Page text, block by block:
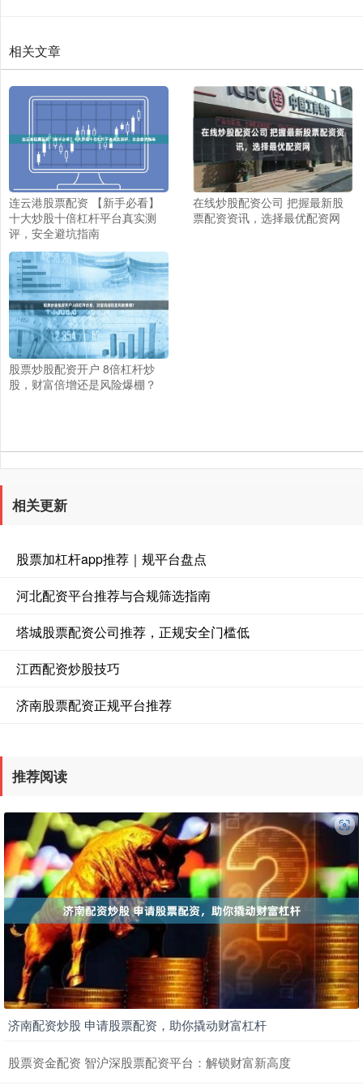
相关文章
连云港股票配资 【新手必看】
十大炒股十倍杠杆平台真实测
评，安全避坑指南
在线炒股配资公司 把握最新股
票配资资讯，选择最优配资网
股票炒股配资开户 8倍杠杆炒
股，财富倍增还是风险爆棚？
相关更新
股票加杠杆app推荐｜规平台盘点
河北配资平台推荐与合规筛选指南
塔城股票配资公司推荐，正规安全门槛低
江西配资炒股技巧
济南股票配资正规平台推荐
推荐阅读
济南配资炒股 申请股票配资，助你撬动财富杠杆
股票资金配资 智沪深股票配资平台：解锁财富新高度